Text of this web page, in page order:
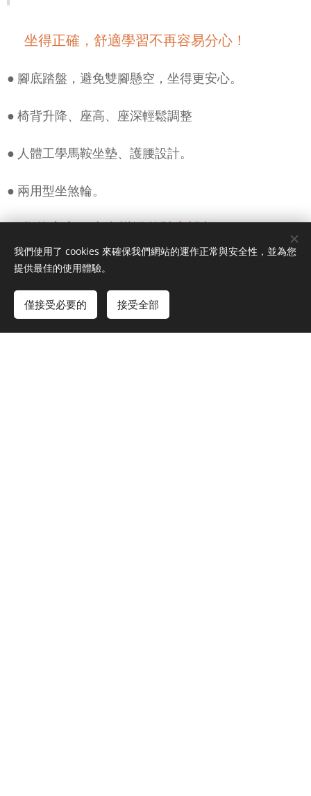
🧡坐得正確，舒適學習不再容易分心！
● 腳底踏盤，避免雙腳懸空，坐得更安心。
● 椅背升降、座高、座深輕鬆調整
● 人體工學馬鞍坐墊、護腰設計。
● 兩用型坐煞輪。
🧡您的安心，來自樂澄的貼心設想
● 承重自動鎖定，動靜皆宜，坐得更穩定。
● 座高固定鈕，解鎖安全。
我們使用了 cookies 來確保我們網站的運作正常與安全性，並為您
提供最佳的使用體驗。
僅接受必要的 接受全部